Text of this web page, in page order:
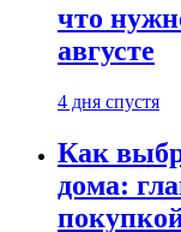
что
августе
4 дня спустя
Как
дома: